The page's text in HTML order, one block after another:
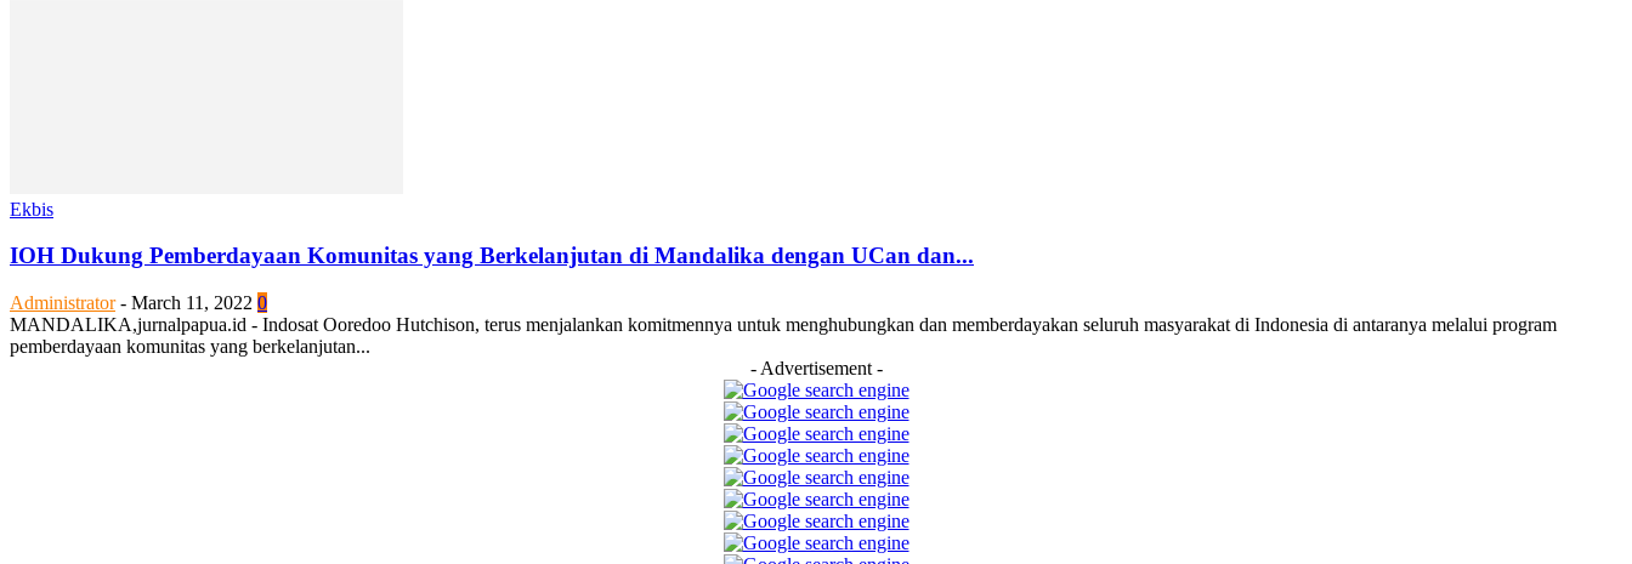
Ekbis
IOH Dukung Pemberdayaan Komunitas yang Berkelanjutan di Mandalika dengan UCan dan...
Administrator - March 11, 2022 0
MANDALIKA,jurnalpapua.id - Indosat Ooredoo Hutchison, terus menjalankan komitmennya untuk menghubungkan dan memberdayakan seluruh masyarakat di Indonesia di antaranya melalui program
pemberdayaan komunitas yang berkelanjutan...
- Advertisement -